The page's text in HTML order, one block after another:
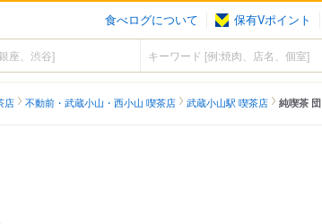
食べログについて 保有Vポイント
店 不動前・武蔵小山・西小山 喫茶店 武蔵小山駅 喫茶店 純喫茶 団